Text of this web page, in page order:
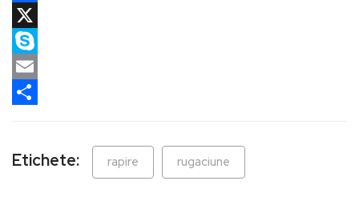
Facebook
X
Skype
Email
Etichete: rapire rugaciune